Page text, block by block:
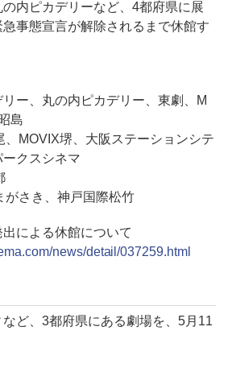
内ピカデリーなど、4都府県に展
事態宣言が解除されるまで休館す
ー、丸の内ピカデリー、東劇、M
島
、MOVIX堺、大阪ステーションシテ
クスシネマ
がさき、神戸国際松竹
出による休館について
news/detail/037259.html
ど、3都府県にある劇場を、5月11